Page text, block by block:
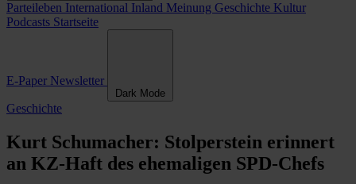
Parteileben International Inland Meinung Geschichte Kultur
Podcasts Startseite
E-Paper Newsletter
Dark Mode
Geschichte
Kurt Schumacher: Stolperstein erinnert
an KZ-Haft des ehemaligen SPD-Chefs